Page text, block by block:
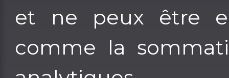
et ne peux être
comme la